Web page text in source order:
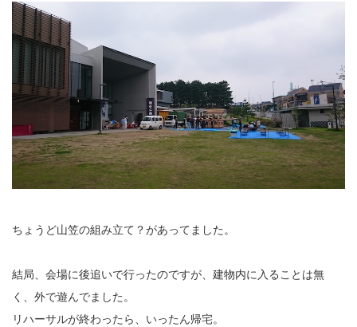
ちょうど山笠の組み立て？があってました。
結局、会場に後追いで行ったのですが、建物内に入ることは無
く、外で遊んでました。
リハーサルが終わったら、いったん帰宅。